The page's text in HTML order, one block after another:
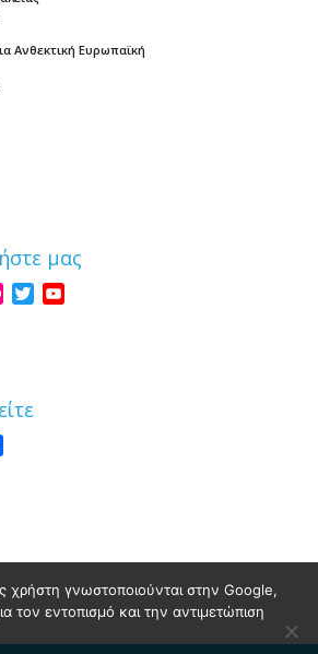
Ανθεκτική Ευρωπαϊκή
μας
FlickrTwitterYouTube
Share
χρήστη γνωστοποιούνται στην Google,
τον εντοπισμό και την αντιμετώπιση